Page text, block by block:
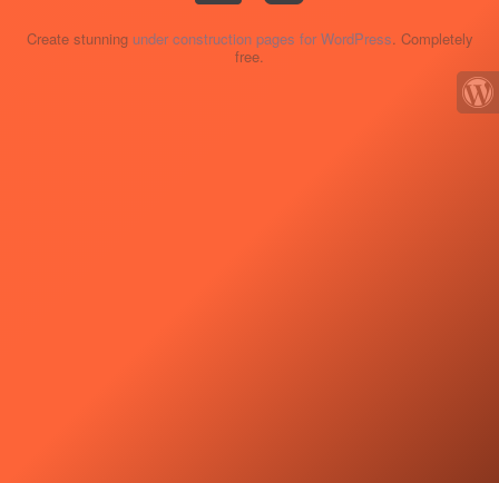
Create stunning under construction pages for WordPress. Completely
free.